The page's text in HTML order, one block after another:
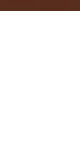
7. Newsletter-Tracking